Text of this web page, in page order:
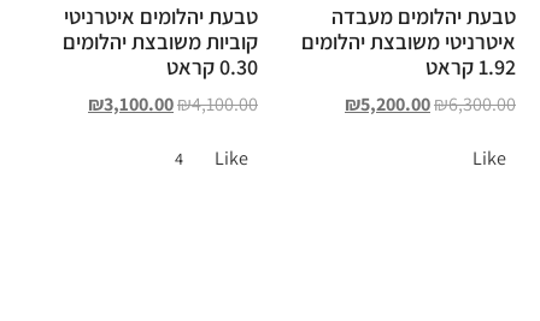
טבעת יהלומים מעבדה
איטרניטי משובצת יהלומים
1.92 קראט
₪6,300.00
₪5,200.00
Like
טבעת יהלומים איטרניטי
קוביות משובצת יהלומים
0.30 קראט
₪4,100.00
₪3,100.00
Like
4